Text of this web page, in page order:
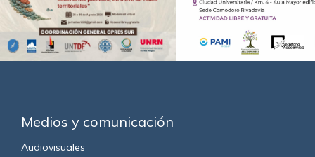
Medios y comunicación
Audiovisuales